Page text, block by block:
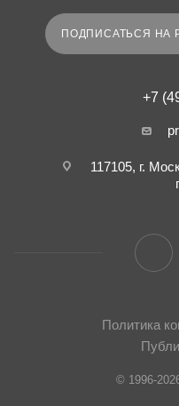
ПОДПИСАТЬСЯ НА
+7
117105, г.
Политика
© 1996-